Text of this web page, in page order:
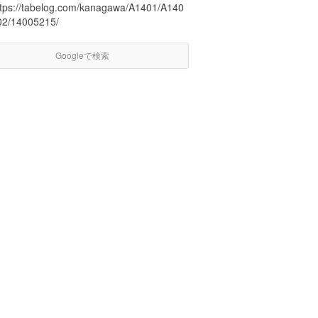
tabelog.com/kanagawa/A1401/A140
14005215/
Googleで検索